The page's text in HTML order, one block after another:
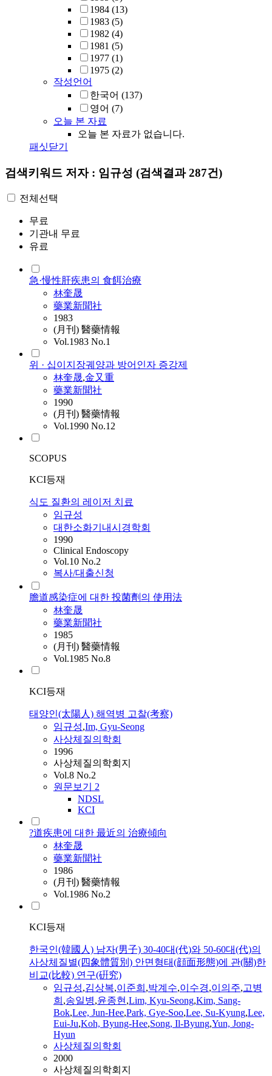
1984 (13)
1983 (5)
1982 (4)
1981 (5)
1977 (1)
1975 (2)
작성언어
한국어 (137)
영어 (7)
오늘 본 자료
오늘 본 자료가 없습니다.
패싯닫기
검색키워드 저자 : 임규성 (검색결과 287건)
전체선택
무료
기관내 무료
유료
急·慢性肝疾患의 食餌治療
林奎晟
藥業新聞社
1983
(月刊) 醫藥情報
Vol.1983 No.1
위 · 십이지장궤양과 방어인자 증강제
林奎晟,金又重
藥業新聞社
1990
(月刊) 醫藥情報
Vol.1990 No.12
SCOPUS
KCI등재
식도 질환의 레이저 치료
임규성
대한소화기내시경학회
1990
Clinical Endoscopy
Vol.10 No.2
복사/대출신청
膽道感染症에 대한 投菌劑의 使用法
林奎晟
藥業新聞社
1985
(月刊) 醫藥情報
Vol.1985 No.8
KCI등재
태양인(太陽人) 해역병 고찰(考察)
임규성,Im, Gyu-Seong
사상체질의학회
1996
사상체질의학회지
Vol.8 No.2
원문보기 2
NDSL
KCI
?道疾患에 대한 最近의 治療傾向
林奎晟
藥業新聞社
1986
(月刊) 醫藥情報
Vol.1986 No.2
KCI등재
한국인(韓國人) 남자(男子) 30-40대(代)와 50-60대(代)의
사상체질별(四象體質別) 안면형태(顔面形態)에 관(關)한
비교(比較) 연구(硏究)
임규성,김상복,이준희 ,박계수,이수경,이의주,고병
희 ,송일병,윤종현,Lim, Kyu-Seong,Kim, Sang-
Bok,Lee, Jun-Hee,Park, Gye-Soo,Lee, Su-Kyung,Lee,
Eui-Ju,Koh, Byung-Hee,Song, Il-Byung,Yun, Jong-
Hyun
사상체질의학회
2000
사상체질의학회지